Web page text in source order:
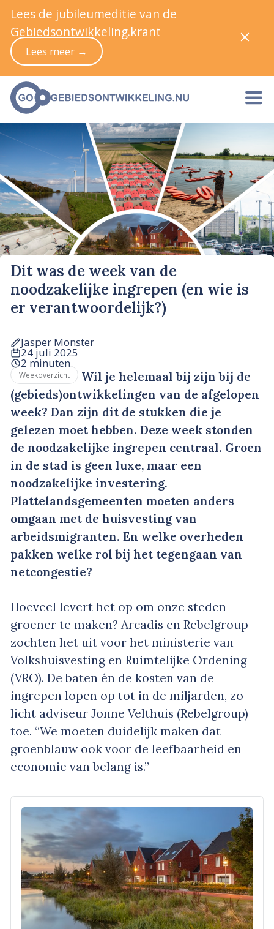
Dit was de week van de
noodzakelijke ingrepen (en wie is
er verantwoordelijk?)
Jasper Monster
24 juli 2025
2 minuten
Weekoverzicht
Wil je helemaal bij zijn bij de
(gebieds)ontwikkelingen van de afgelopen
week? Dan zijn dit de stukken die je
gelezen moet hebben. Deze week stonden
de noodzakelijke ingrepen centraal. Groen
in de stad is geen luxe, maar een
noodzakelijke investering.
Plattelandsgemeenten moeten anders
omgaan met de huisvesting van
arbeidsmigranten. En welke overheden
pakken welke rol bij het tegengaan van
netcongestie?
Hoeveel levert het op om onze steden
groener te maken? Arcadis en Rebelgroup
zochten het uit voor het ministerie van
Volkshuisvesting en Ruimtelijke Ordening
(VRO). De baten én de kosten van de
ingrepen lopen op tot in de miljarden, zo
licht adviseur Jonne Velthuis (Rebelgroup)
toe. “We moeten duidelijk maken dat
groenblauw ook voor de leefbaarheid en
economie van belang is.”
Lees de jubileumeditie van de
Gebiedsontwikkeling.krant
Lees meer →